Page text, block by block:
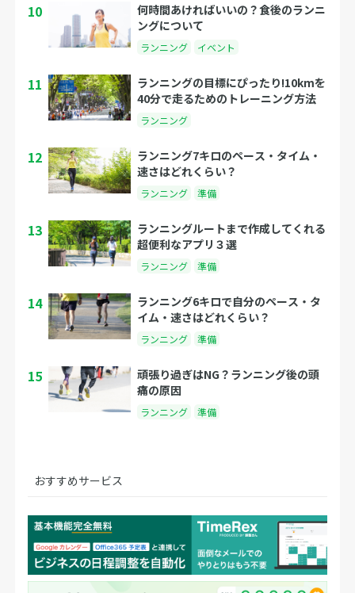
10
何時間あければいいの？食後のランニ
ングについて
ランニング イベント
11
ランニングの目標にぴったり!10kmを
40分で走るためのトレーニング方法
ランニング
12
ランニング7キロのペース・タイム・
速さはどれくらい？
ランニング 準備
13
ランニングルートまで作成してくれる
超便利なアプリ３選
ランニング 準備
14
ランニング6キロで自分のペース・タ
イム・速さはどれくらい？
ランニング 準備
15
頑張り過ぎはNG？ランニング後の頭
痛の原因
ランニング 準備
おすすめサービス